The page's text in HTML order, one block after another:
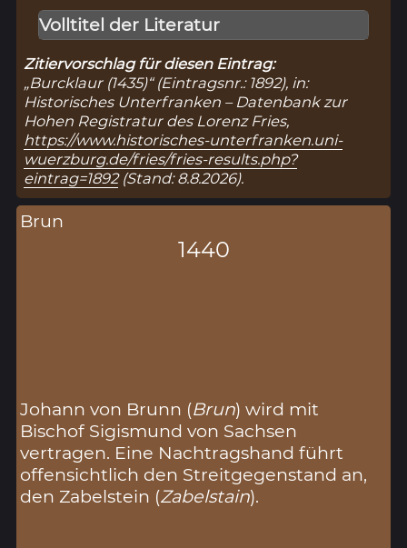
Volltitel der Literatur
Zitiervorschlag für diesen Eintrag:
„Burcklaur (1435)“ (Eintragsnr.: 1892), in:
Historisches Unterfranken – Datenbank zur
Hohen Registratur des Lorenz Fries,
https://www.historisches-unterfranken.uni-
wuerzburg.de/fries/fries-results.php?
eintrag=1892(Stand: 8.8.2026).
Brun
1440
Johann von Brunn (Brun) wird mit
Bischof Sigismund von Sachsen
vertragen. Eine Nachtragshand führt
offensichtlich den Streitgegenstand an,
den Zabelstein (Zabelstain).